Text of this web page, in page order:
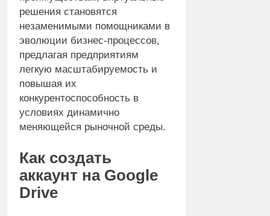
решения становятся
незаменимыми помощниками в
эволюции бизнес-процессов,
предлагая предприятиям
легкую масштабируемость и
повышая их
конкурентоспособность в
условиях динамично
меняющейся рыночной среды.
Как создать
аккаунт на Google
Drive